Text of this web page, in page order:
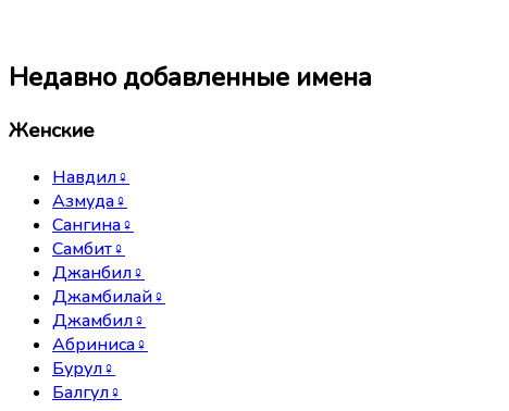
Недавно добавленные имена
Женские
Навдил♀
Азмуда♀
Сангина♀
Самбит♀
Джанбил♀
Джамбилай♀
Джамбил♀
Абриниса♀
Бурул♀
Балгул♀